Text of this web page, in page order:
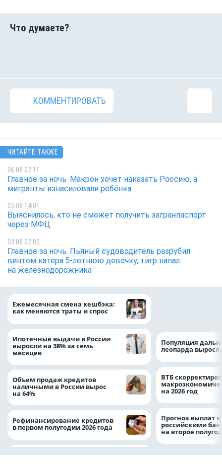
КОММЕНТИРОВАТЬ
ЧИТАЙТЕ ТАКЖЕ
06.08 07:11
Главное за ночь. Макрон хочет наказать Россию, а
мигранты изнасиловали ребёнка
05.08 14:01
Выяснилось, кто не сможет получить загранпаспорт
через МФЦ
03.08 07:02
Главное за ночь. Пьяный судоводитель разрубил
винтом катера 5-летнюю девочку, тигр напал
на железнодорожника
Ежемесячная смена кешбэка:
как меняются траты и спрос
Ипотечные выдачи в России
выросли на 38% за семь
месяцев
Объем продаж кредитов
наличными в России вырос
на 64%
Рефинансирование кредитов
в первом полугодии 2026 года
Популяция
леопарда
ВТБ
на 2026 год
Прогноз выплат
российскими
на второе